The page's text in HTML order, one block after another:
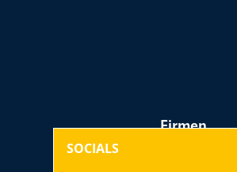
Firmen
SOCIALS